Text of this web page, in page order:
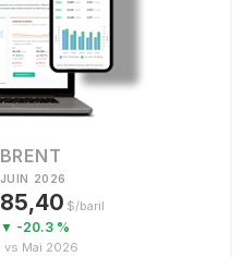
BRENT
JUIN 2026
85,40 $/baril
▼ -20.3 %
vs Mai 2026